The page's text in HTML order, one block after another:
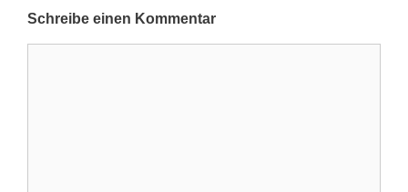
Schreibe einen Kommentar